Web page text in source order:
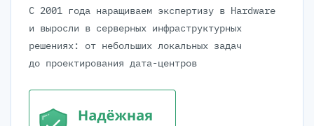
С 2001 года наращиваем экспертизу в Hardware
и выросли в серверных инфраструктурных
решениях: от небольших локальных задач
до проектирования дата-центров